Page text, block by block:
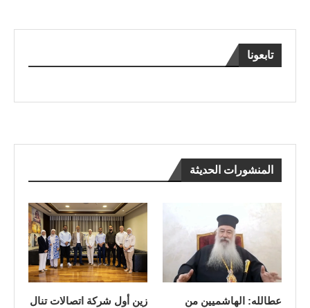
تابعونا
المنشورات الحديثة
عطالله: الهاشميين من
زين أول شركة اتصالات تنال